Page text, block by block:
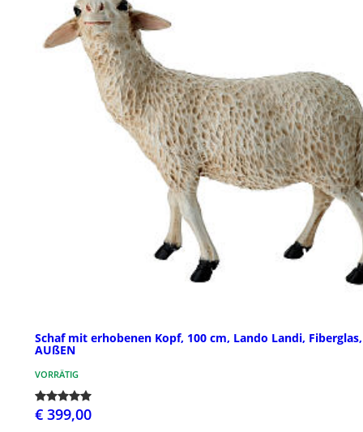
Schaf mit erhobenen Kopf, 100 cm, Lando Landi, Fiberglas,
AUßEN
VORRÄTIG
€ 399,00